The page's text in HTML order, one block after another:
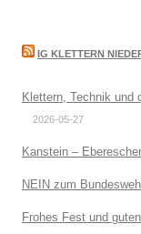
IG KLETTERN
Klettern, Technik und
2026-05-27
Kanstein –
NEIN zum
Frohes Fest und